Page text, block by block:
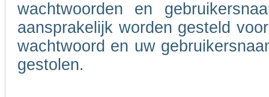
wachtwoorden en
aansprakelijk worden gesteld
wachtwoord en uw
gestolen.